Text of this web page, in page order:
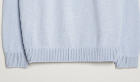
Skön, snygg och normal
DAVID M KØBTE PÅ